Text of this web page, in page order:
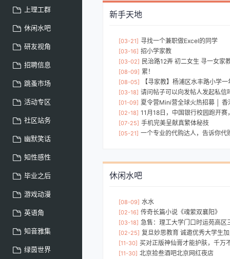
上理工群
休闲水吧
研友视角
招聘信息
跳蚤市场
活动专区
社区站务
幽默笑话
知性感性
毕业之后
游戏动漫
英语角
知音雅集
绿茵世界
新手天地
[03-21] 寻找一个兼职做Excel的同学
[03-16] 招小学家教
[03-02] 民治路12弄 初二女生 寻一女家教 待
[08-09] 累！
[08-05] 【寻家教】杨浦区水丰路小学一年级 男
[03-18] 请问帖子可以向发帖人发起私信
[01-09] 夏令营Mini营全球火热招募 │ 香港中文大学（深圳）高等
[02-18] 11月18日，中国银行校园跑开赛
[07-25] 手机完美呈献真繁体秘技
[05-21] 一个专业的代购达人，告诉你代
休闲水吧
[08-09] 水水
[02-16] 传奇长篇小说《魂萦双襄阳》
[03-18] 急售：理工大学门口时运苑高区
[02-25] 复旦妙思教育 诚邀优秀大学生
[11-30] 买对正版神仙膏才能护肤，千万
[11-30] 北京拾叁酒吧北京网红夜店